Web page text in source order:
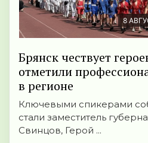
8
Брянск чествует
отметили
в регионе
Ключевыми спикерами
стали заместитель
Свинцов, Герой ...